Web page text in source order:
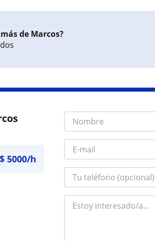
de Marcos?
$5000/h